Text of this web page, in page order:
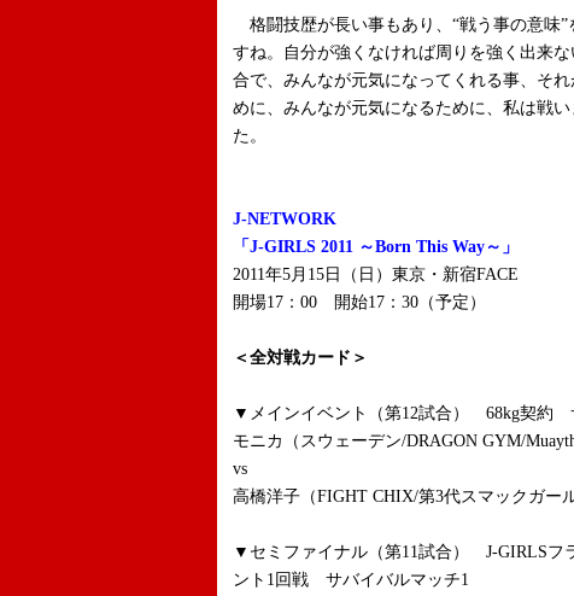
格闘技歴が長い事もあり、“戦う事の意味
すね。自分が強くなければ周りを強く出来
合で、みんなが元気になってくれる事、そ
めに、みんなが元気になるために、私は戦
た。
J-NETWORK
「J-GIRLS 2011 ～Born This Way～」
2011年5月15日（日）東京・新宿FACE
開場17：00 開始17：30（予定）
＜全対戦カード＞
▼メインイベント（第12試合） 68kg契約
モニカ（スウェーデン/DRAGON GYM/
vs
高橋洋子（FIGHT CHIX/第3代スマックガー
▼セミファイナル（第11試合） J-GIRLSフ
ント1回戦 サバイバルマッチ1